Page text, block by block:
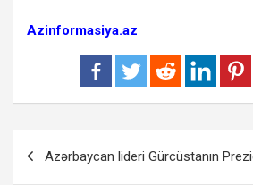
Azinformasiya.az
naviqasiyası
Azərbaycan lideri Gürcüstanın